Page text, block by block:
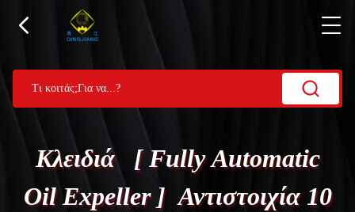
Κλειδιά [ Fully Automatic
Oil Expeller ] Αντιστοιχία 10